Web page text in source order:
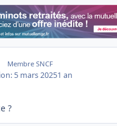
Membre SNCF
5 mars 20251 an
?